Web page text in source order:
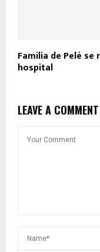
Familia de Pelé se
hospital
LEAVE A COMMENT